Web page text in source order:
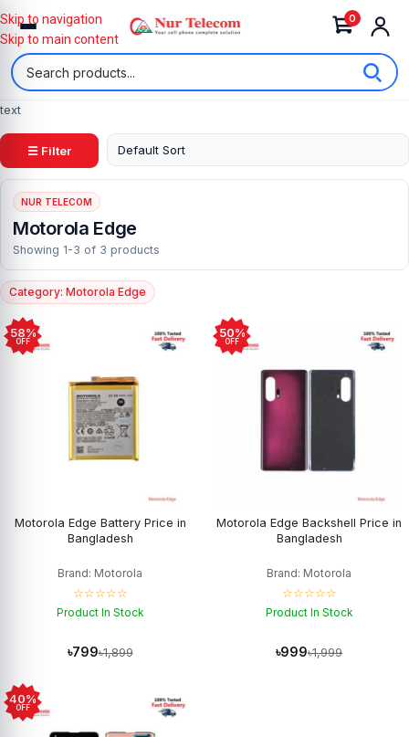
0
Skip to navigation
Skip to main content
text
☰ Filter
NUR TELECOM
Motorola Edge
Showing 1-3 of 3 products
Category: Motorola Edge
58%
OFF
Motorola Edge Battery Price in
Bangladesh
Brand: Motorola
☆☆☆☆☆
Product In Stock
৳799৳1,899
50%
OFF
Motorola Edge Backshell Price in
Bangladesh
Brand: Motorola
☆☆☆☆☆
Product In Stock
৳999৳1,999
40%
OFF